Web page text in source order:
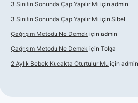
3 Sınıfın Sonunda Çap Yapılır Mı için admin
3 Sınıfın Sonunda Çap Yapılır Mı için Sibel
Çağrışım Metodu Ne Demek için admin
Çağrışım Metodu Ne Demek için Tolga
2 Aylık Bebek Kucakta Oturtulur Mu için admin